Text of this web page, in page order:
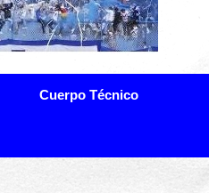
Cuerpo Técnico